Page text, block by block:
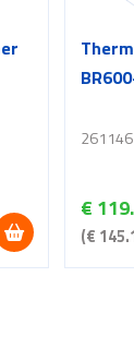
€
(€
261146